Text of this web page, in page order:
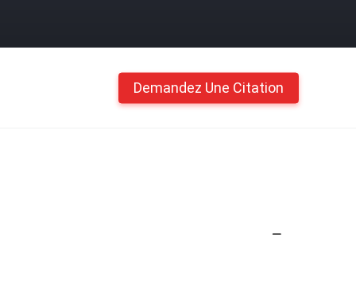
Demandez Une Citation